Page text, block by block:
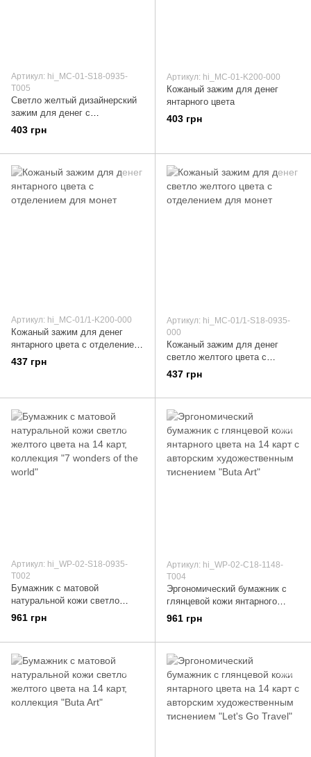
Артикул: hi_MC-01-S18-0935-
T005
Светло желтый дизайнерский
зажим для денег с
натуральной матовой кожи,
коллекция "Mehendi Art"
403 грн
Артикул: hi_MC-01-K200-000
Кожаный зажим для денег
янтарного цвета
403 грн
Артикул: hi_MC-01/1-K200-000
Кожаный зажим для денег
янтарного цвета с отделением
для монет
437 грн
Артикул: hi_MC-01/1-S18-0935-
000
Кожаный зажим для денег
светло желтого цвета с
отделением для монет
437 грн
Артикул: hi_WP-02-S18-0935-
T002
Бумажник с матовой
натуральной кожи светло
желтого цвета на 14 карт,
коллекция "7 wonders of the
961 грн
Артикул: hi_WP-02-C18-1148-
T004
Эргономический бумажник с
глянцевой кожи янтарного
цвета на 14 карт с авторским
художественным тиснением
961 грн